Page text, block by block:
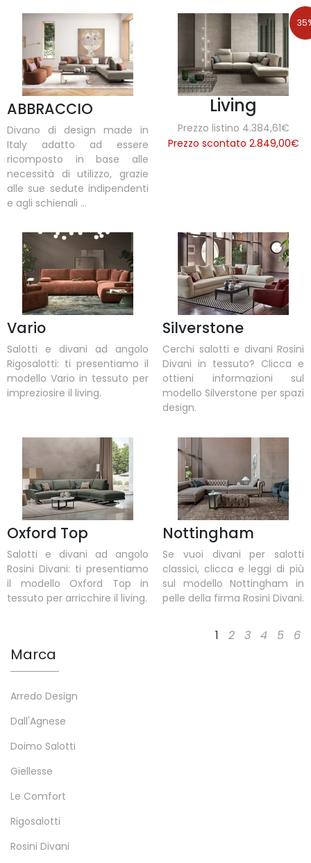
ABBRACCIO
Divano di design made in
Italy adatto ad essere
ricomposto in base alle
necessità di utilizzo, grazie
alle sue sedute indipendenti
e agli schienali ...
Living
Prezzo listino 4.384,61€
Prezzo scontato 2.849,00€
Vario
Salotti e divani ad angolo
Rigosalotti: ti presentiamo il
modello Vario in tessuto per
impreziosire il living.
Silverstone
Cerchi salotti e divani Rosini
Divani in tessuto? Clicca e
ottieni informazioni sul
modello Silverstone per spazi
design.
Oxford Top
Salotti e divani ad angolo
Rosini Divani: ti presentiamo
il modello Oxford Top in
tessuto per arricchire il living.
Nottingham
Se vuoi divani per salotti
classici, clicca e leggi di più
sul modello Nottingham in
pelle della firma Rosini Divani.
1 2 3 4 5 6
Marca
Arredo Design
Dall'Agnese
Doimo Salotti
Giellesse
Le Comfort
Rigosalotti
Rosini Divani